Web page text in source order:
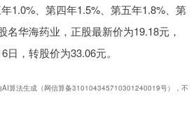
1.0%、第四年1.5%、第五年1.8%、第
名华海药业，正股最新价为19.18元，
，转股价为33.06元。
AI算法生成（网信算备310104345710301240019号），不